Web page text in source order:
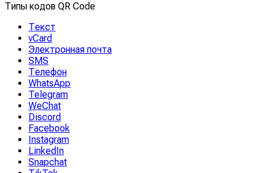
Типы кодов QR Code
Текст
vCard
Электронная почта
SMS
Телефон
WhatsApp
Telegram
WeChat
Discord
Facebook
Instagram
LinkedIn
Snapchat